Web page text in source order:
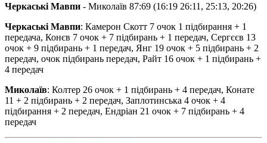
Черкаські Мавпи - Миколаїв 87:69 (16:19 26:11, 25:13, 20:26)
Черкаські Мавпи: Камерон Скотт 7 очок 1 підбирання + 1
передача, Конєв 7 очок + 7 підбирань + 1 передач, Сергєєв 13
очок + 9 підбирань + 1 передач, Янг 19 очок + 5 підбирань + 2
передач, очок підбирань передач, Райт 16 очок + 1 підбирань +
4 передач
Миколаїв: Колтер 26 очок + 1 підбирань + 4 передач, Конате
11 + 2 підбирань + 2 передач, Заплотинська 4 очок + 4
підбирання + 2 передач, Ендріан 21 очок + 7 підбирань + 4
передач